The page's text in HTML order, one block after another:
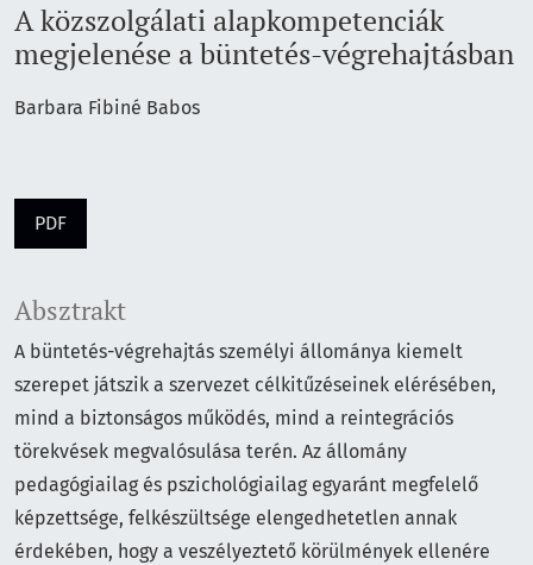
A közszolgálati alapkompetenciák
megjelenése a büntetés-végrehajtásban
Barbara Fibiné Babos
PDF
Absztrakt
A büntetés-végrehajtás személyi állománya kiemelt
szerepet játszik a szervezet célkitűzéseinek elérésében,
mind a biztonságos működés, mind a reintegrációs
törekvések megvalósulása terén. Az állomány
pedagógiailag és pszichológiailag egyaránt megfelelő
képzettsége, felkészültsége elengedhetetlen annak
érdekében, hogy a veszélyeztető körülmények ellenére